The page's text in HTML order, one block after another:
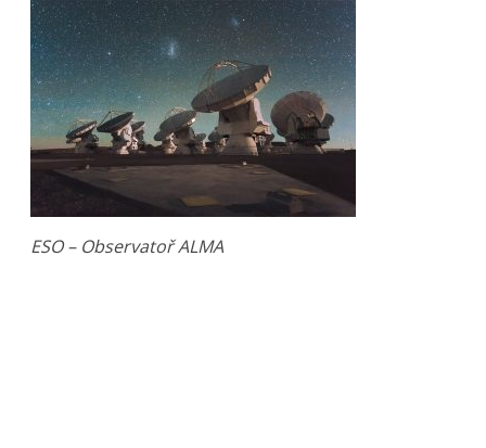
ESO – Observatoř ALMA